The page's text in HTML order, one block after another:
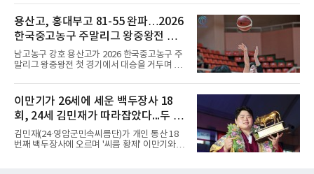
됐다. 밀라노·코르티나담페초 동계 올림픽에서
한국 남자 싱글 역대 최고
하부고는 5일 충북 제천실내체육관에서 열린 대
회 남자 18세 이하부 준결승에서 남성고를 세트
스코어 3-1(25-17, 17-25, 25-21, 25-17)로 꺾
고 결승행 티켓을 따냈다. 인하부고는 높은 공격
성공률을 앞세워 경기 주도권을 잡으며 승리를
거뒀다.수성고도 준결승에서 속초고를 상대로
안정된 조직력을 바탕으로 3-1(25-23, 25-16,
고는 인하부고와 우승을 다툴 기회를 잡았다.여
자 18세 이하부에서는 중앙여고
용산고, 홍대부고 81-55 완파…2026
한국중고농구 주말리그 왕중왕전 첫
승 신고
남고농구 강호 용산고가 2026 한국중고농구 주
말리그 왕중왕전 첫 경기에서 대승을 거두며 순
우슬체육관에서 열린 대회 남고부 예선 B조 첫
경기에서 김민기의 22점 활약을 앞세워 홍대부
고를 81-55로 제압했다.경기 초반부터 내·외곽
에서 고른 득점력을 선보인 용산고는 1쿼터부터
주도권을 잡았다. 전반을 48-30으로 크게 앞선
용산고는 후반에도 공세를 늦추지 않으며 점수
차를 더욱 벌렸고, 결국 26점 차 완승으로 첫 승
이만기가 26세에 세운 백두장사 18
회, 24세 김민재가 따라잡았다...두 번
더 우승하면 역대 1위와 동률
김민재(24·영암군민속씨름단)가 개인 통산 18
번째 백두장사에 오르며 '씨름 황제' 이만기와 어